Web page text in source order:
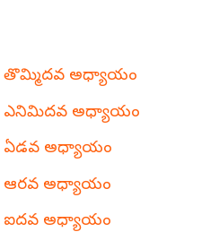
తొమ్మిదవ అధ్యాయం
ఎనిమిదవ అధ్యాయం
ఏడవ అధ్యాయం
ఆరవ అధ్యాయం
ఐదవ అధ్యాయం